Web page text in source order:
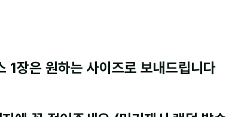
1장은 원하는 사이즈로 보내드립니다